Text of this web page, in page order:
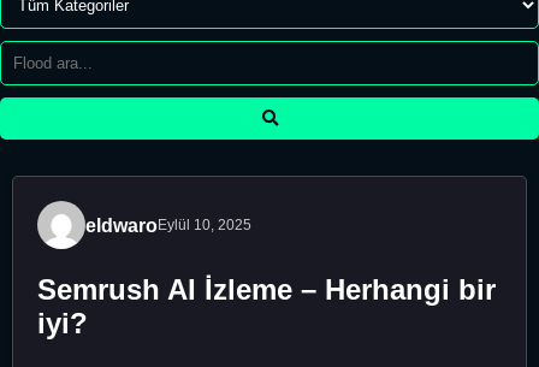
eldwaroEylül 10, 2025
Semrush AI İzleme – Herhangi bir
iyi?